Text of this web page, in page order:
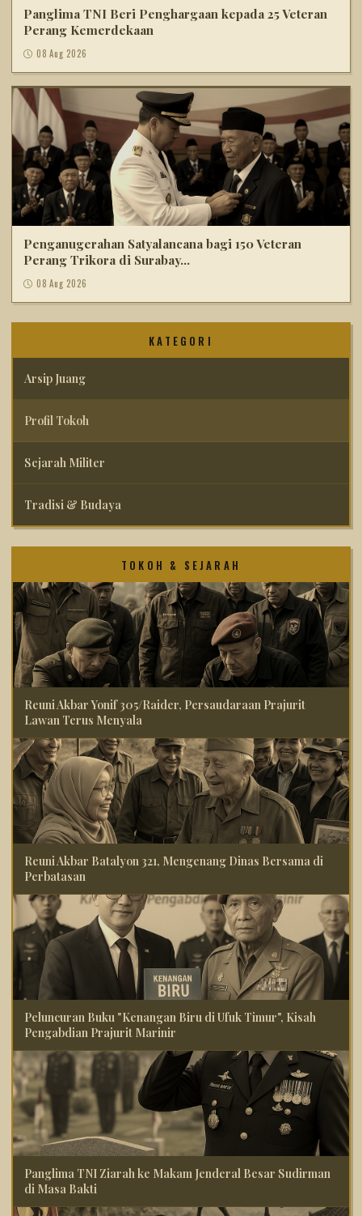
Panglima TNI Beri Penghargaan kepada 25 Veteran
Perang Kemerdekaan
08 Aug 2026
Penganugerahan Satyalancana bagi 150 Veteran
Perang Trikora di Surabay...
08 Aug 2026
KATEGORI
Arsip Juang
Profil Tokoh
Sejarah Militer
Tradisi & Budaya
TOKOH & SEJARAH
Reuni Akbar Yonif 305/Raider, Persaudaraan Prajurit
Lawan Terus Menyala
Reuni Akbar Batalyon 321, Mengenang Dinas Bersama di
Perbatasan
Peluncuran Buku "Kenangan Biru di Ufuk Timur", Kisah
Pengabdian Prajurit Marinir
Panglima TNI Ziarah ke Makam Jenderal Besar Sudirman
di Masa Bakti